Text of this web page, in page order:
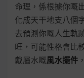
命理，係根據你嘅
化成天干地支八個
去預測你嘅人生軌
旺，可能性格會比
戴屬水嘅風水擺件